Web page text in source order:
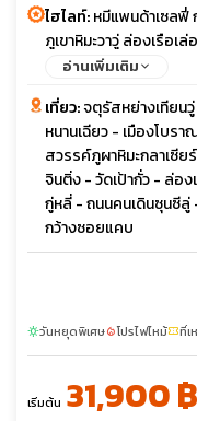
ไฮไลท์:หมีแพนด้าเซลฟี่
ภูเขาหิมะวาวู่ ล่องเรือเ
อ่านเพิ่มเติม
เที่ยว:จตุรัสหย่างเทียน
หนานเฉียว - เมืองโบร
สวรรค์ภูผาหิมะกลาเซีย
จินติ่ง - วัดเป้ากั่ว - ล่อ
กู่หลี่ - ถนนคนเดินซุนซี
กว้างซอยแคบ
sunnyวันหยุดพิเศษlocal_fire_departmentโปรไฟไหม้confirmation_numberที่เ
เริ่มต้น 31,900 ฿